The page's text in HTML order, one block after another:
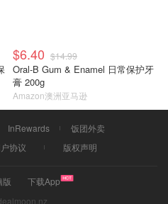
$6.40 $14.99
Oral-B Gum & Enamel 日常保护牙
膏 200g
Amazon澳洲亚马逊
InRewards
饭团外卖
协议 版权声明
版
下载App